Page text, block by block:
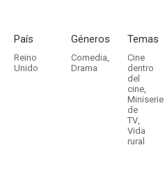
País
Reino
Unido
Géneros
Comedia,
Drama
Temas
Cine
dentro
del
cine,
Miniserie
de
TV,
Vida
rural